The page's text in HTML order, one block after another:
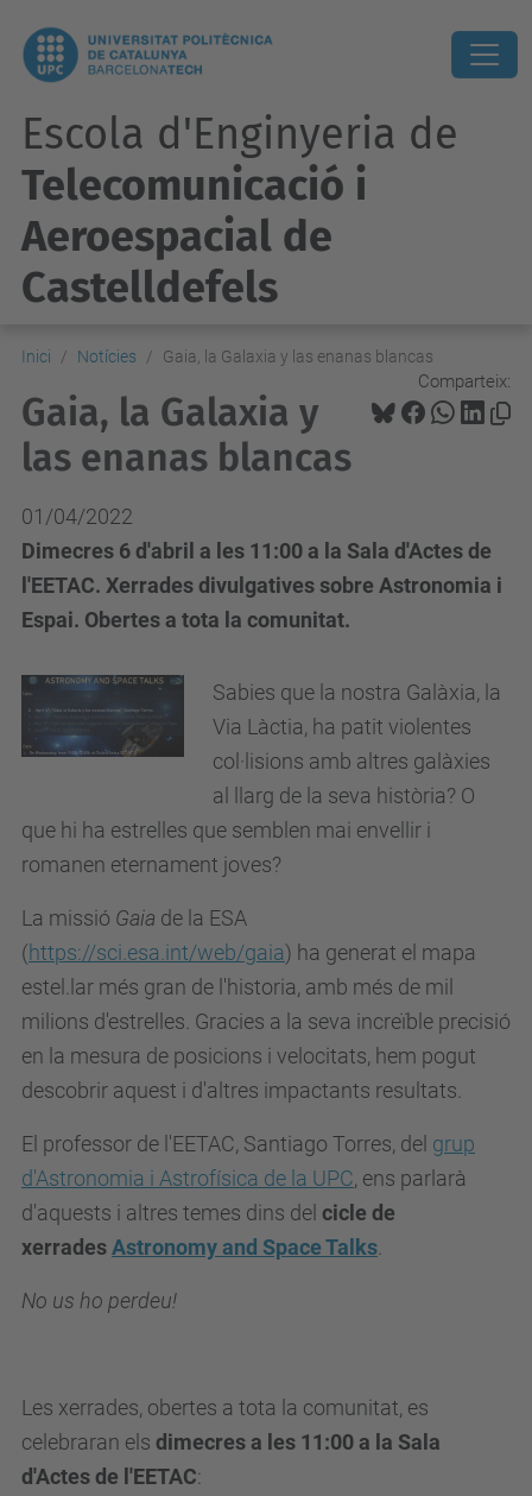
Escola d'Enginyeria de
Telecomunicació i
Aeroespacial de
Castelldefels
Inici Notícies Gaia, la Galaxia y las enanas blancas
Comparteix:
Gaia, la Galaxia y
las enanas blancas
01/04/2022
Dimecres 6 d'abril a les 11:00 a la Sala d'Actes de
l'EETAC. Xerrades divulgatives sobre Astronomia i
Espai. Obertes a tota la comunitat.
Sabies que la nostra Galàxia, la
Via Làctia, ha patit violentes
col·lisions amb altres galàxies
al llarg de la seva història? O
que hi ha estrelles que semblen mai envellir i
romanen eternament joves?
La missió Gaia de la ESA
(https://sci.esa.int/web/gaia) ha generat el mapa
estel.lar més gran de l'historia, amb més de mil
milions d'estrelles. Gracies a la seva increïble precisió
en la mesura de posicions i velocitats, hem pogut
descobrir aquest i d'altres impactants resultats.
El professor de l'EETAC, Santiago Torres, del grup
d'Astronomia i Astrofísica de la UPC, ens parlarà
d'aquests i altres temes dins del cicle de
xerradesAstronomy and Space Talks
No us ho perdeu!
Les xerrades, obertes a tota la comunitat, es
celebraran els dimecres a les 11:00 a la Sala
d'Actes de l'EETAC: